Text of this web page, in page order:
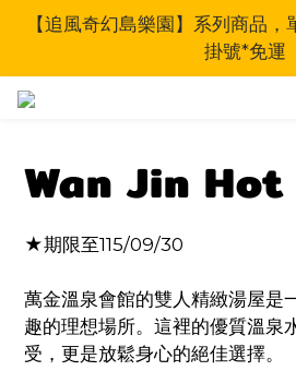
【追風奇幻島樂園】系列商品
掛號*免運
Wan Jin
★期限至115/09/30
萬金溫泉會館的雙人精緻湯屋是
趣的理想場所。這裡的優質溫泉
受，更是放鬆身心的絕佳選擇。